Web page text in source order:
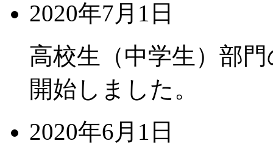
2020年7月1日
高校生（中学生）部
開始しました。
2020年6月1日